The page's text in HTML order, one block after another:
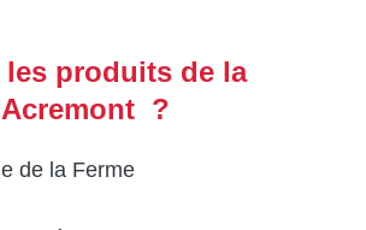
produits de la
?
de la Ferme